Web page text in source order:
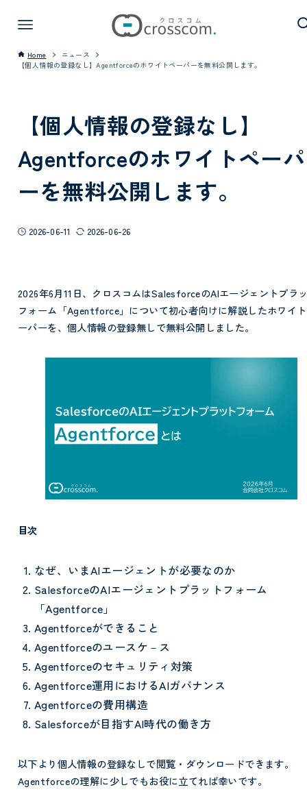
Home
ニュース
【個人情報の登録なし】Agentforceのホワイトペーパーを無料公開します。
【個人情報の登録なし】
Agentforceのホワイトペーパ
ーを無料公開します。
2026-06-11 2026-06-26
2026年6月11日、クロスコムはSalesforceのAIエージェントプラ
フォーム「Agentforce」について初心者向けに解説したホワイ
ーパーを、個人情報の登録無しで無料公開しました。
目次
なぜ、いまAIエージェントが必要なのか
SalesforceのAIエージェントプラットフォーム
「Agentforce」
Agentforceができること
Agentforceのユースケ－ス
Agentforceのセキュリティ対策
Agentforce運用におけるAIガバナンス
Agentforceの費用構造
Salesforceが目指すAI時代の働き方
以下より個人情報の登録なしで閲覧・ダウンロードできます。
Agentforceの理解に少しでもお役に立てれば幸いです。